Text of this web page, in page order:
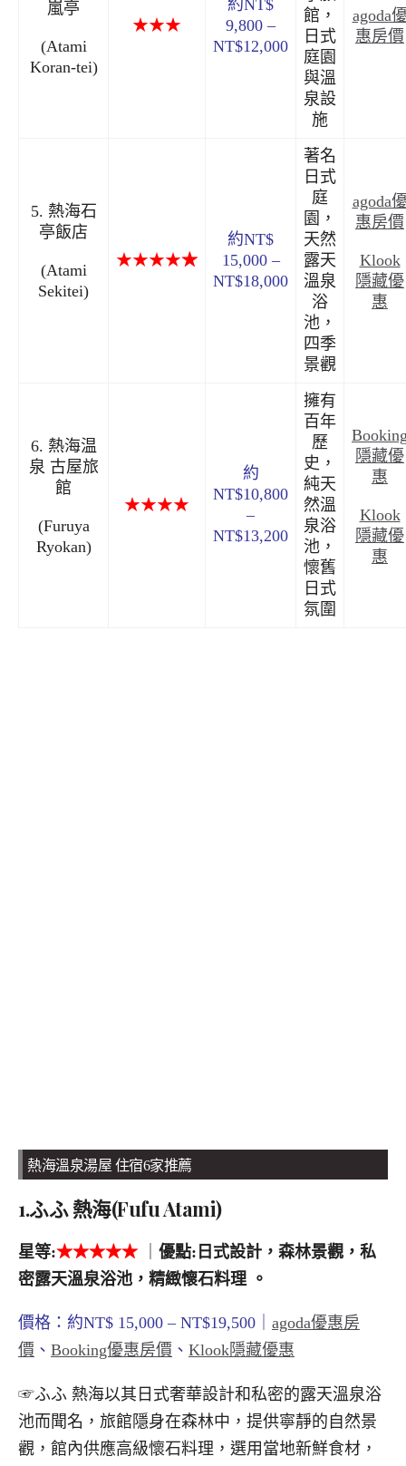
嵐亭
(Atami
Koran-tei)
★★★
約NT$
9,800 –
NT$12,000
館，
日式
庭園
與溫
泉設
施
agoda
惠房價
5. 熱海石
亭飯店
(Atami
Sekitei)
★★★★★
約NT$
15,000 –
NT$18,000
著名
日式
庭
園，
天然
露天
溫泉
浴
池，
四季
景觀
agoda
惠房價
Klook
隱藏優
惠
6. 熱海温
泉 古屋旅
館
(Furuya
Ryokan)
★★★★
約
NT$10,800
–
NT$13,200
擁有
百年
歷
史，
純天
然溫
泉浴
池，
懷舊
日式
氛圍
隱藏優
惠
Klook
隱藏優
惠
熱海溫泉湯屋 住宿6家推薦
1.ふふ 熱海(Fufu Atami)
星等:★★★★★ 優點:日式設計，森林景觀，私
密露天溫泉浴池，精緻懷石料理 。
價格：約NT$ 15,000 – NT$19,500｜ agoda優惠房
價 、 Booking優惠房價 、 Klook隱藏優惠
☞ふふ 熱海以其日式奢華設計和私密的露天溫泉浴
池而聞名，旅館隱身在森林中，提供寧靜的自然景
觀，館內供應高級懷石料理，選用當地新鮮食材，